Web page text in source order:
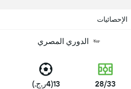
الإحصائيات
الدوري المصري
28/33 13(4ر.ج.)